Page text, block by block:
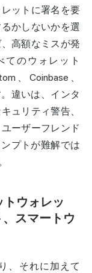
ットに署名を要
かしないかを選
高額なミスが発
てのウォレット
、Coinbase、
違いは、インタ
ュリティ警告、
ーザーフレンド
プトが難解では
ウォレッ
スマートウ
、それに加えて